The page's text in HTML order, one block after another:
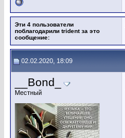
Эти 4 пользователи
поблагодарили trident за это
сообщение:
02.02.2020, 18:09
__Bond_
Местный